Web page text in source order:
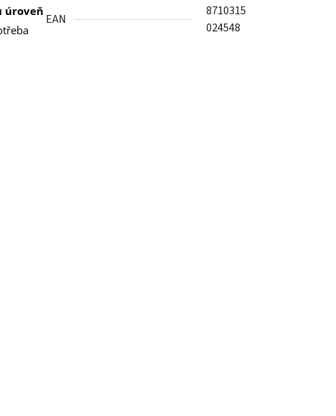
úroveň
EAN
8710315
024548